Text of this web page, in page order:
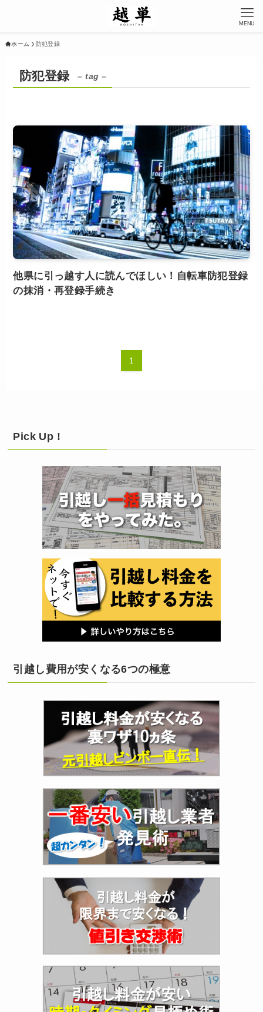
MENU
ホーム 防犯登録
防犯登録 – tag –
他県に引っ越す人に読んでほしい！自転車防犯登録
の抹消・再登録手続き
1
Pick Up !
引越し費用が安くなる6つの極意